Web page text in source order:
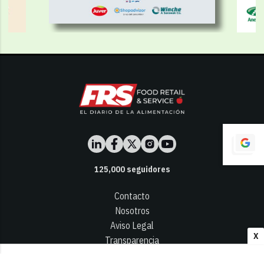
X
125,000seguidores
Contacto
Nosotros
Aviso Legal
Transparencia